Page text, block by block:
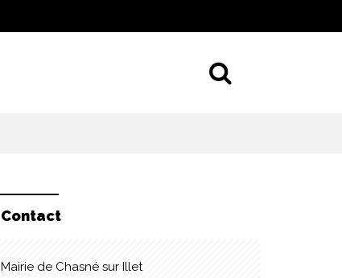
Contact
Mairie de Chasné sur Illet